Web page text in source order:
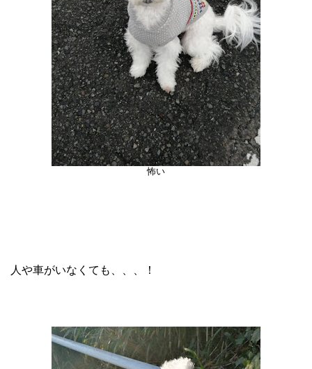
怖い
人や車がいなくても、、、！